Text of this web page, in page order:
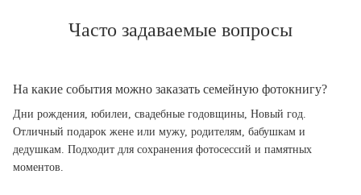
Часто задаваемые вопросы
На какие события можно заказать семейную фотокнигу?
Дни рождения, юбилеи, свадебные годовщины, Новый год.
Отличный подарок жене или мужу, родителям, бабушкам и
дедушкам. Подходит для сохранения фотосессий и памятных
моментов.